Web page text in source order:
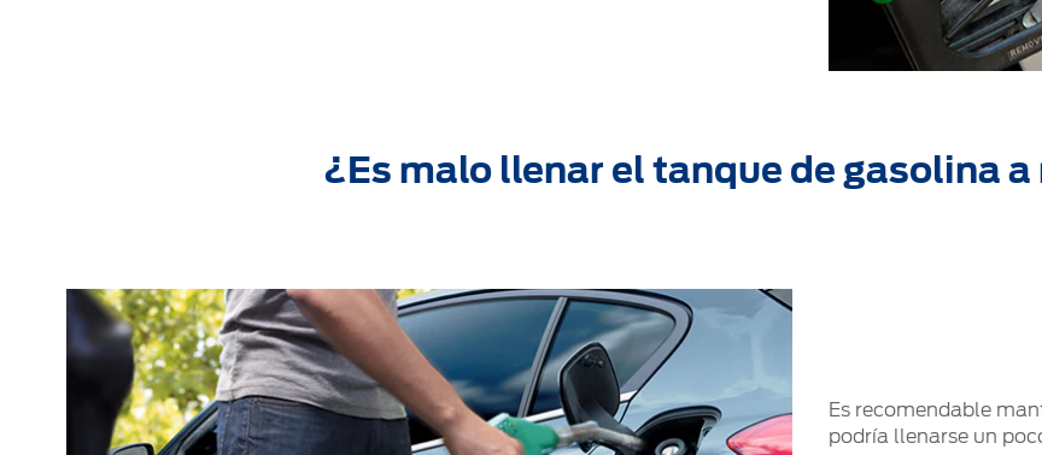
¿Es malo llenar el tanque de gasolina
Es recomendable
podría llenarse un